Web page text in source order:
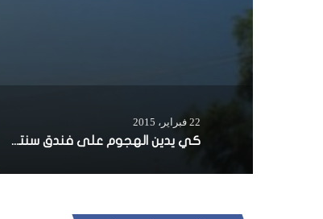
22 فبراير، 2015
كي يدين الهجوم على فندق سنترال في مقديشو